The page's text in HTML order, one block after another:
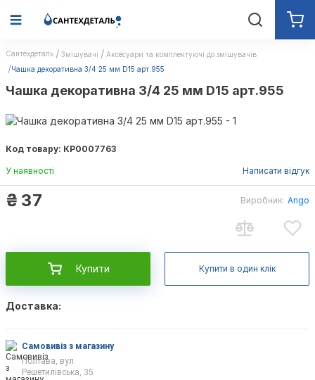
Сантехдеталь Змішувачі
Аксесуари та комплектуючі до змішувачів
Чашка декоративна 3/4 25 мм D15 арт.955
Чашка декоративна 3/4 25 мм D15 арт.955
Код товару: КР0007763
У наявності Написати відгук
₴ 37 Виробник: Ango
Купити Купити в один клік
Доставка:
Самовивіз з магазину
Полтава, вул.
Решетилівська, 35